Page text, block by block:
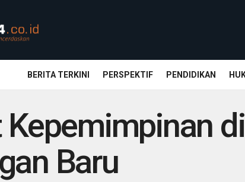
BERITA TERKINI PERSPEKTIF PENDIDIKAN
Baru